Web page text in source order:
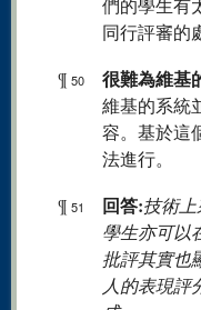
們的學生有
同行評審的
¶ 50 很難為維基
維基的系統
容。基於這
法進行。
¶ 51 回答:技術
學生亦可以
批評其實也
人的表現評